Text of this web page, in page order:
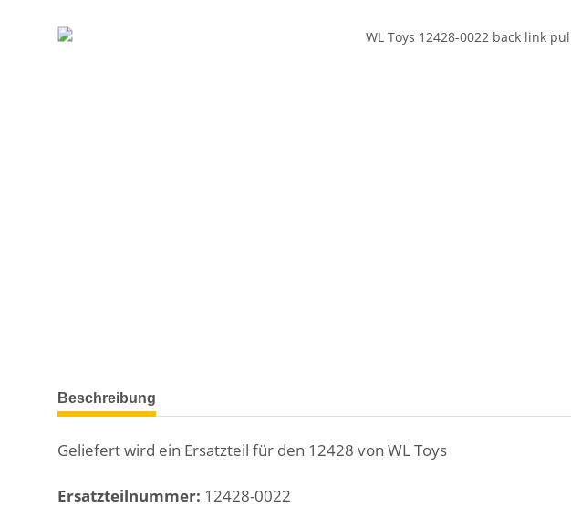
weitere Registerkarten anzeigen
Beschreibung
Geliefert wird ein Ersatzteil für den 12428 von WL Toys
Ersatzteilnummer: 12428-0022